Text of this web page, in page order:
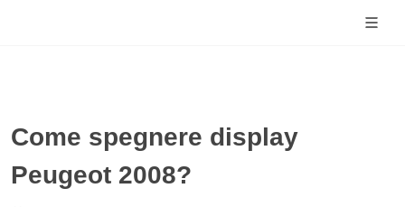
Come spegnere display
Peugeot 2008?